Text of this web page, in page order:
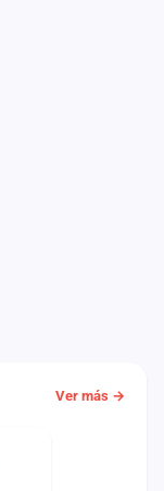
Ver más →